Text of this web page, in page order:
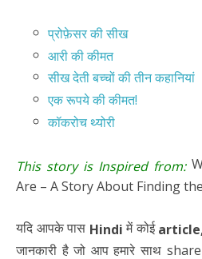
प्रोफ़ेसर की सीख
आरी की कीमत
सीख देती बच्चों की तीन कहानियां
एक रूपये की कीमत!
कॉकरोच थ्योरी
This story is Inspired from:
Are – A Story About Finding
यदि आपके पास Hindiमें कोई
जानकारी है जो आप हमारे साथ